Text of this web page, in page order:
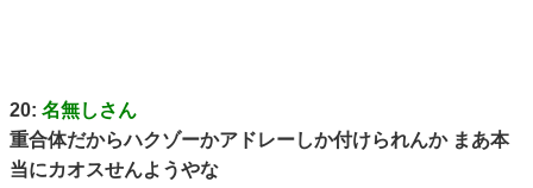
20: 名無しさん
重合体だからハクゾーかアドレーしか付けられんか まあ本
当にカオスせんようやな